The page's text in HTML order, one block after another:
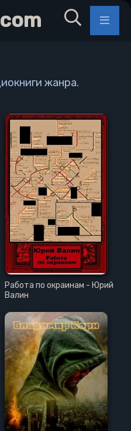
жанра.
Работа по окраинам - Юрий
Валин